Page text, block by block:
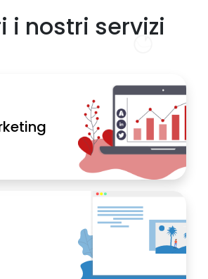
i nostri servizi